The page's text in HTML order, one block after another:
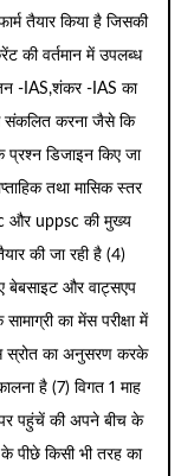
तैयार किया है जिसकी
की वर्तमान में उपलब्ध
-IAS,शंकर -IAS का
संकलित करना जैसे कि
डिजाइन किए जा
तथा मासिक स्तर
और uppsc की मुख्य
तैयार की जा रही है (4)
बेबसाइट और वाट्सएप
का मेंस परीक्षा में
स्रोत का अनुसरण करके
है (7) विगत 1 माह
पहुंचें की अपने बीच के
पीछे किसी भी तरह का